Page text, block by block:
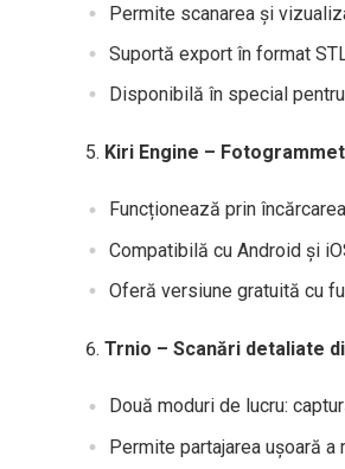
Permite scanarea și
Suportă export în format
Disponibilă în special
Kiri Engine –
Funcționează prin
Compatibilă cu Android și
Oferă versiune gratuită cu
Trnio – Scanări detaliate
Două moduri de lucru:
Permite partajarea ușoară